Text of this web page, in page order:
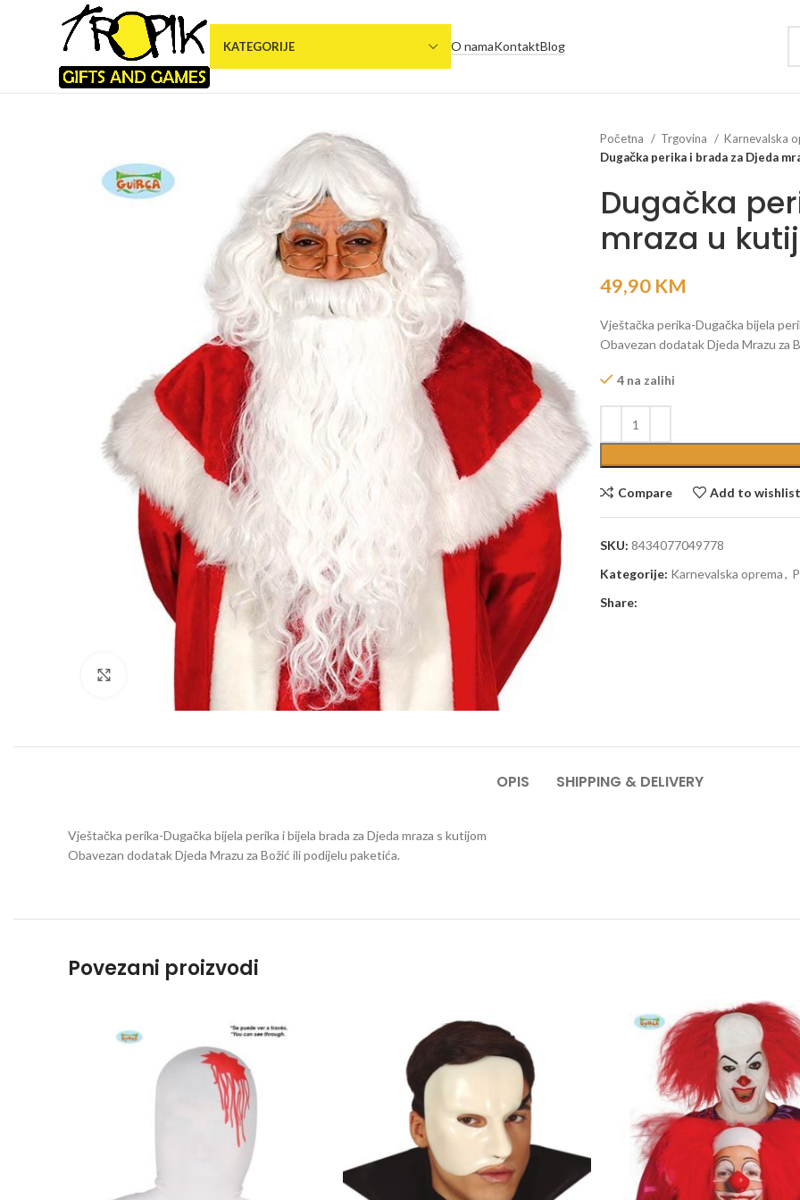
KATEGORIJE O namaKontaktBlog
Click to enlarge
Početna Trgovina Karnevalska
Dugačka perika i brada za Djeda
Dugačka
mraza u
49,90 KM
Vještačka perika-Dugačka bijela
Obavezan dodatak Djeda Mrazu za
4 na zalihi
Compare Add to wishlist
SKU: 8434077049778
Kategorije: Karnevalska oprema,
Share:
OPIS SHIPPING & DELIVERY
Vještačka perika-Dugačka bijela perika i bijela brada za Djeda mraza s kutijom
Obavezan dodatak Djeda Mrazu za Božić ili podijelu paketića.
Povezani proizvodi